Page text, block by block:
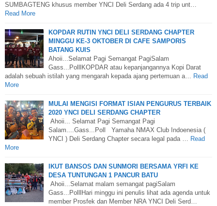
SUMBAGTENG khusus member YNCI Deli Serdang ada 4 trip unt…
Read More
KOPDAR RUTIN YNCI DELI SERDANG CHAPTER
MINGGU KE-3 OKTOBER DI CAFE SAMPORIS
BATANG KUIS
Ahoii...Selamat Pagi Semangat PagiSalam
Gass...PolllKOPDAR atau kepanjangannya Kopi Darat
adalah sebuah istilah yang mengarah kepada ajang pertemuan a… Read
More
MULAI MENGISI FORMAT ISIAN PENGURUS TERBAIK
2020 YNCI DELI SERDANG CHAPTER
Ahoii... Selamat Pagi Semangat Pagi
Salam....Gass...Poll Yamaha NMAX Club Indoenesia (
YNCI ) Deli Serdang Chapter secara legal pada … Read
More
IKUT BANSOS DAN SUNMORI BERSAMA YRFI KE
DESA TUNTUNGAN 1 PANCUR BATU
Ahoii...Selamat malam semangat pagiSalam
Gass...PolllHari minggu ini penulis lihat ada agenda untuk
member Prosfek dan Member NRA YNCI Deli Serd…